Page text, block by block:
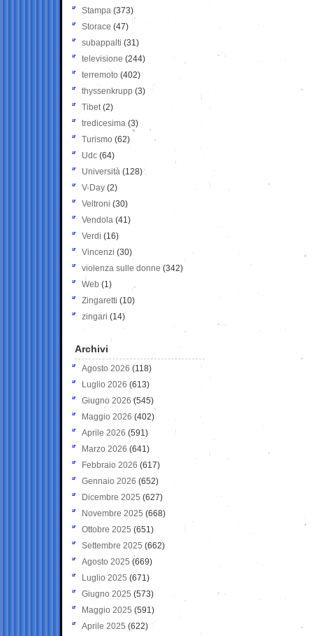
Stampa (373)
Storace (47)
subappalti (31)
televisione(244)
terremoto (402)
thyssenkrupp (3)
Tibet(2)
tredicesima (3)
Turismo (62)
Udc (64)
Università (128)
V-Day (2)
Veltroni (30)
Vendola (41)
Verdi (16)
Vincenzi (30)
violenza sulle donne (342)
Web (1)
Zingaretti (10)
zingari (14)
Archivi
Agosto 2026 (118)
Luglio 2026 (613)
Giugno 2026 (545)
Maggio 2026 (402)
Aprile 2026 (591)
Marzo 2026 (641)
Febbraio 2026 (617)
Gennaio 2026 (652)
Dicembre 2025 (627)
Novembre 2025 (668)
Ottobre 2025 (651)
Settembre 2025 (662)
Agosto 2025 (669)
Luglio 2025 (671)
Giugno 2025 (573)
Maggio 2025 (591)
Aprile 2025 (622)